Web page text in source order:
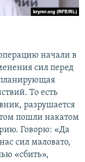
начали в
сил перед
То есть
разрушается
пошли накатом
Говорю: «Да
сил маловато,
«сбить»,